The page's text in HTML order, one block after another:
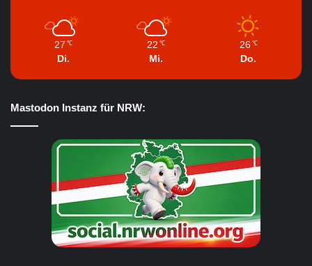
27 ℃
Di.
22 ℃
Mi.
26 ℃
Do.
Mastodon Instanz für NRW: